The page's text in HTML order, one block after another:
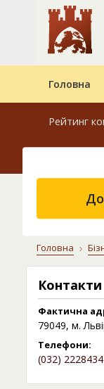
Головна
Рейтинг
Головна
Контакти
Фактична
79049, м.
Телефони:
(032) 2228434